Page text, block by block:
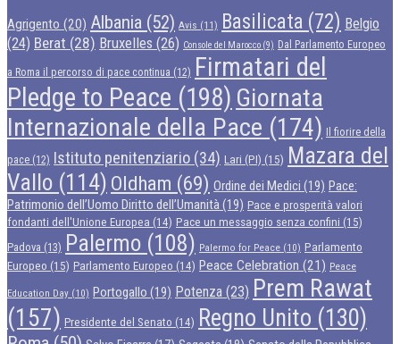
Agrigento (20) Albania (52) Avis (11) Basilicata (72) Belgio
(24) Berat (28) Bruxelles (26) Console del Marocco (9) Dal Parlamento Europeo
a Roma il percorso di pace continua (12) Firmatari del
Pledge to Peace (198) Giornata
Internazionale della Pace (174) Il fiorire della
pace (12) Istituto penitenziario (34) Lari (PI) (15) Mazara del
Vallo (114) Oldham (69) Ordine dei Medici (19) Pace:
Patrimonio dell’Uomo Diritto dell’Umanità(19) Pace e prosperità valori
fondanti dell'Unione Europea (14) Pace un messaggio senza confini (15)
Padova (13) Palermo (108) Palermo for Peace (10) Parlamento
Europeo (15) Parlamento Europeo (14) Peace Celebration (21) Peace
Education Day (10) Portogallo (19) Potenza (23) Prem Rawat
(157) Presidente del Senato (14) Regno Unito (130)